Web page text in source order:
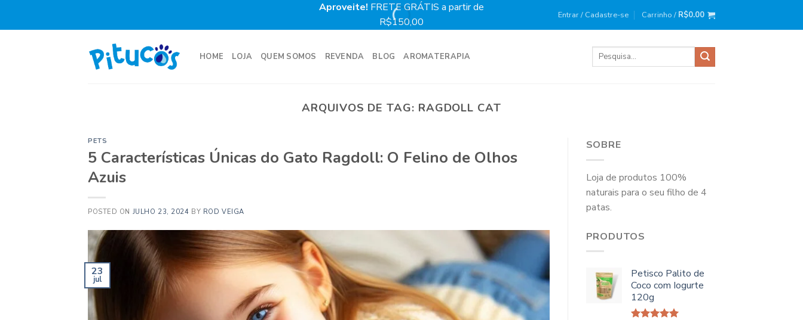
Aproveite! FRETE GRÁTIS a partir de
R$150,00
: BEMVINDO10
Entrar / Cadastre-se Carrinho / R$0.00
HOME LOJA QUEM SOMOS REVENDA BLOG AROMATERAPIA
Pesquisar
ARQUIVOS DE TAG: RAGDOLL CAT
PETS
5 Características Únicas do Gato Ragdoll: O Felino de Olhos
Azuis
POSTED ON JULHO 23, 2024 BY ROD VEIGA
23
jul
SOBRE
Loja de produtos 100%
naturais para o seu filho de 4
patas.
PRODUTOS
Petisco Palito de
Coco com Iogurte
120g